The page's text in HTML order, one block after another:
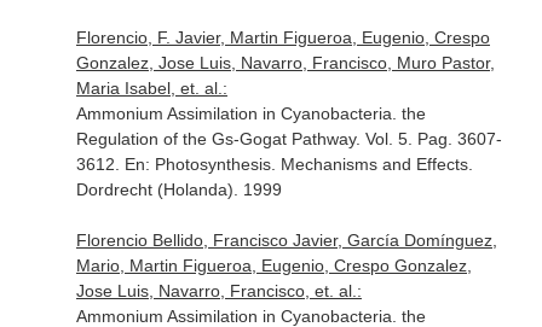
Florencio, F. Javier, Martin Figueroa, Eugenio, Crespo
Gonzalez, Jose Luis, Navarro, Francisco, Muro Pastor,
Maria Isabel, et. al.:
Ammonium Assimilation in Cyanobacteria. the
Regulation of the Gs-Gogat Pathway. Vol. 5. Pag. 3607-
3612. En: Photosynthesis. Mechanisms and Effects.
Dordrecht (Holanda). 1999
Florencio Bellido, Francisco Javier, García Domínguez,
Mario, Martin Figueroa, Eugenio, Crespo Gonzalez,
Jose Luis, Navarro, Francisco, et. al.:
Ammonium Assimilation in Cyanobacteria. the